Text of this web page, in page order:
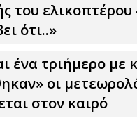
του ελικοπτέρου
ότι..»
ένα τριήμερο με
οι
στον καιρό